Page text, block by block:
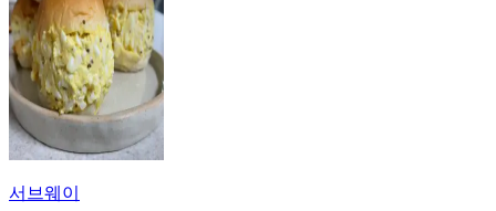
서브웨이